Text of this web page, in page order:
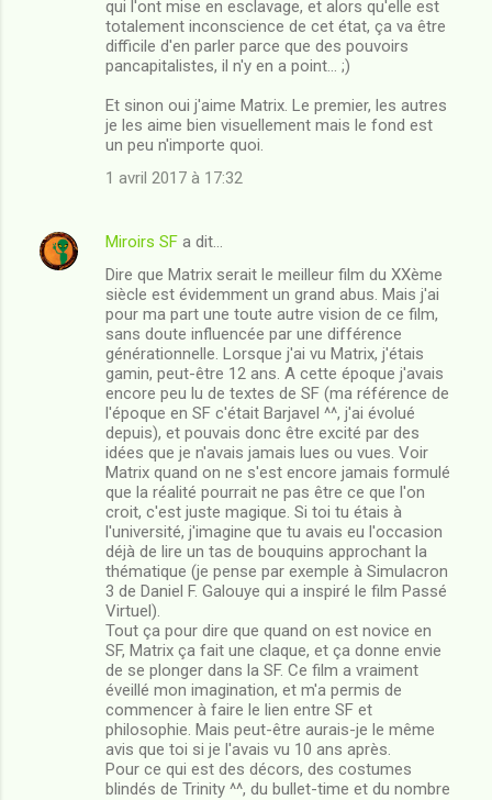
qui l'ont mise en esclavage, et alors qu'elle est
totalement inconscience de cet état, ça va être
difficile d'en parler parce que des pouvoirs
pancapitalistes, il n'y en a point... ;)
Et sinon oui j'aime Matrix. Le premier, les autres
je les aime bien visuellement mais le fond est
un peu n'importe quoi.
1 avril 2017 à 17:32
Miroirs SF a dit…
Dire que Matrix serait le meilleur film du XXème
siècle est évidemment un grand abus. Mais j'ai
pour ma part une toute autre vision de ce film,
sans doute influencée par une différence
générationnelle. Lorsque j'ai vu Matrix, j'étais
gamin, peut-être 12 ans. A cette époque j'avais
encore peu lu de textes de SF (ma référence de
l'époque en SF c'était Barjavel ^^, j'ai évolué
depuis), et pouvais donc être excité par des
idées que je n'avais jamais lues ou vues. Voir
Matrix quand on ne s'est encore jamais formulé
que la réalité pourrait ne pas être ce que l'on
croit, c'est juste magique. Si toi tu étais à
l'université, j'imagine que tu avais eu l'occasion
déjà de lire un tas de bouquins approchant la
thématique (je pense par exemple à Simulacron
3 de Daniel F. Galouye qui a inspiré le film Passé
Virtuel).
Tout ça pour dire que quand on est novice en
SF, Matrix ça fait une claque, et ça donne envie
de se plonger dans la SF. Ce film a vraiment
éveillé mon imagination, et m'a permis de
commencer à faire le lien entre SF et
philosophie. Mais peut-être aurais-je le même
avis que toi si je l'avais vu 10 ans après.
Pour ce qui est des décors, des costumes
blindés de Trinity ^^, du bullet-time et du nombre